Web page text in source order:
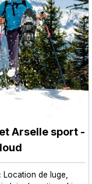
Arselle sport -
Location de luge